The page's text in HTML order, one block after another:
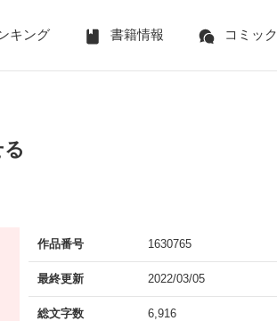
キング 書籍情報 コミック
作品番号 1630765
最終更新 2022/03/05
総文字数 6,916